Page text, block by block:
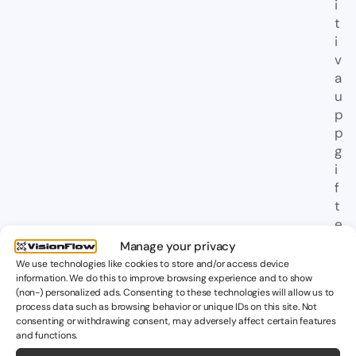
Manage your privacy
We use technologies like cookies to store and/or access device
information. We do this to improve browsing experience and to show
(non-) personalized ads. Consenting to these technologies will allow us to
process data such as browsing behavior or unique IDs on this site. Not
consenting or withdrawing consent, may adversely affect certain features
and functions.
i
t
i
v
a
u
p
p
g
i
f
t
e
s
k